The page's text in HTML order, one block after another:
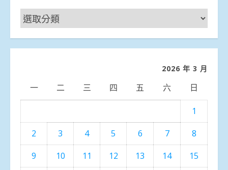
新
聞
分
2026 年 3 月
一 二 三 四 五 六 日
1
2
3 4 5 6 7
8
9
10 11 12 13 14
15